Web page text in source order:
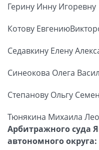
Герину Инну Игоревну
Котову
Седавкину Елену
Синеокова Олега
Степанову Ольгу
Тюнякина Михаила
Арбитражного суда
автономного округа: